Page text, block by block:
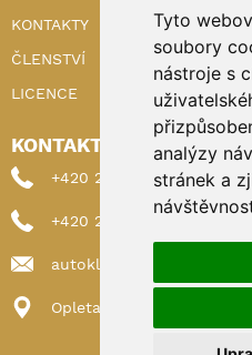
Tyto
soubory
nástroje s
analýzy
stránek a
KONTAKTY
ČLENSTVÍ
LICENCE
KONTAKTY
+420 222 898 224
+420 222 898 221 (členství)
autoklub@autoklub.cz
Opletalova 1337/29, 110